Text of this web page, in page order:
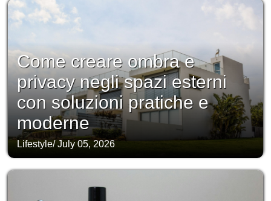
Come creare ombra e
privacy negli spazi esterni
con soluzioni pratiche e
moderne
Lifestyle/July 05, 2026